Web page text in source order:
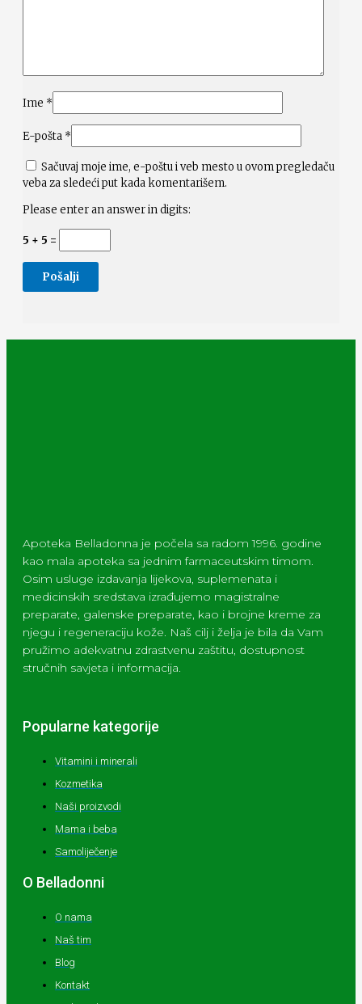
Ime *
E-pošta *
Sačuvaj moje ime, e-poštu i veb mesto u ovom pregledaču
veba za sledeći put kada komentarišem.
Please enter an answer in digits:
5 + 5 =
Apoteka Belladonna je počela sa radom 1996. godine
kao mala apoteka sa jednim farmaceutskim timom.
Osim usluge izdavanja lijekova, suplemenata i
medicinskih sredstava izrađujemo magistralne
preparate, galenske preparate, kao i brojne kreme za
njegu i regeneraciju kože. Naš cilj i želja je bila da Vam
pružimo adekvatnu zdrastvenu zaštitu, dostupnost
stručnih savjeta i informacija.
Popularne kategorije
Vitamini i minerali
Kozmetika
Naši proizvodi
Mama i beba
Samoliječenje
O Belladonni
O nama
Naš tim
Blog
Kontakt